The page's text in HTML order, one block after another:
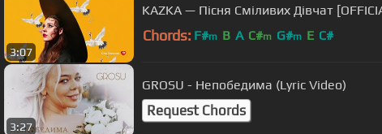
3:07
KAZKA — Пісня Сміливих Дівчат
Chords: F#m B A C#m G#m E C#
3:27
GROSU - Непобедима (Lyric Video)
Request Chords